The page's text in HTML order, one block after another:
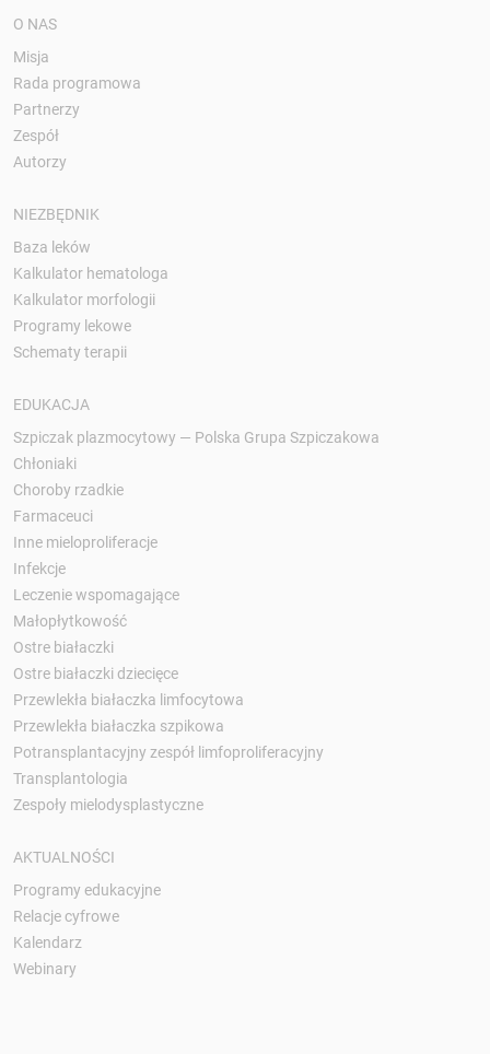
O NAS
Misja
Rada programowa
Partnerzy
Zespół
Autorzy
NIEZBĘDNIK
Baza leków
Kalkulator hematologa
Kalkulator morfologii
Programy lekowe
Schematy terapii
EDUKACJA
Szpiczak plazmocytowy — Polska Grupa Szpiczakowa
Chłoniaki
Choroby rzadkie
Farmaceuci
Inne mieloproliferacje
Infekcje
Leczenie wspomagające
Małopłytkowość
Ostre białaczki
Ostre białaczki dziecięce
Przewlekła białaczka limfocytowa
Przewlekła białaczka szpikowa
Potransplantacyjny zespół limfoproliferacyjny
Transplantologia
Zespoły mielodysplastyczne
AKTUALNOŚCI
Programy edukacyjne
Relacje cyfrowe
Kalendarz
Webinary